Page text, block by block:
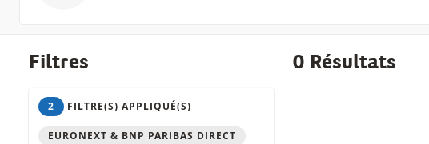
Filtres
2 FILTRE(S) APPLIQUÉ(S)
EURONEXT & BNP PARIBAS DIRECT
0 Résultats